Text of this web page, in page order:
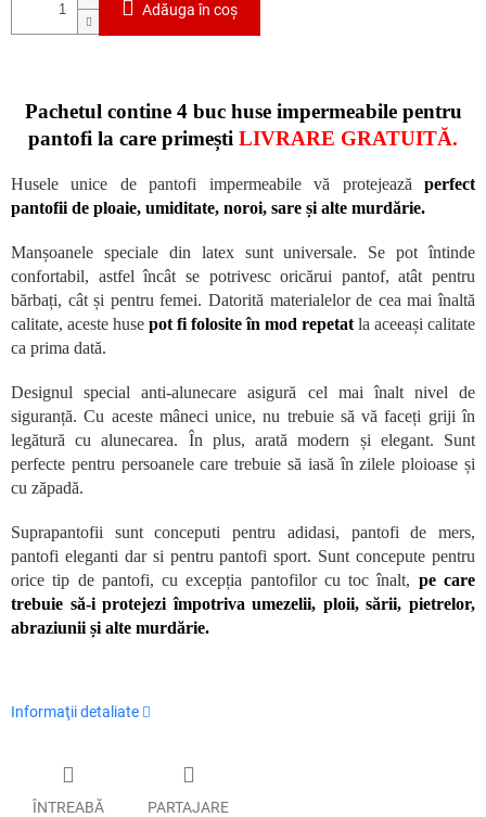
Adăuga în coş
Pachetul contine 4 buc huse impermeabile pentru
pantofi la care primești LIVRARE GRATUITĂ.
Husele unice de pantofi impermeabile vă protejează perfect
pantofii de ploaie, umiditate, noroi, sare și alte murdărie.
Manșoanele speciale din latex sunt universale. Se pot întinde
confortabil, astfel încât se potrivesc oricărui pantof, atât pentru
bărbați, cât și pentru femei. Datorită materialelor de cea mai înaltă
calitate, aceste huse pot fi folosite în mod repetat la aceeași calitate
ca prima dată.
Designul special anti-alunecare asigură cel mai înalt nivel de
siguranță. Cu aceste mâneci unice, nu trebuie să vă faceți griji în
legătură cu alunecarea. În plus, arată modern și elegant. Sunt
perfecte pentru persoanele care trebuie să iasă în zilele ploioase și
cu zăpadă.
Suprapantofii sunt conceputi pentru adidasi, pantofi de mers,
pantofi eleganti dar si pentru pantofi sport. Sunt concepute pentru
orice tip de pantofi, cu excepția pantofilor cu toc înalt, pe care
trebuie să-i protejezi împotriva umezelii, ploii, sării, pietrelor,
abraziunii și alte murdărie.
Informaţii detaliate
ÎNTREABĂ PARTAJARE